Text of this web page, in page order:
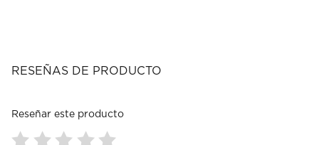
RESEÑAS DE PRODUCTO
Reseñar este producto